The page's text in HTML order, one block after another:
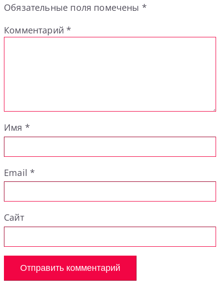
Обязательные поля помечены *
Комментарий*
Имя *
Email*
Сайт